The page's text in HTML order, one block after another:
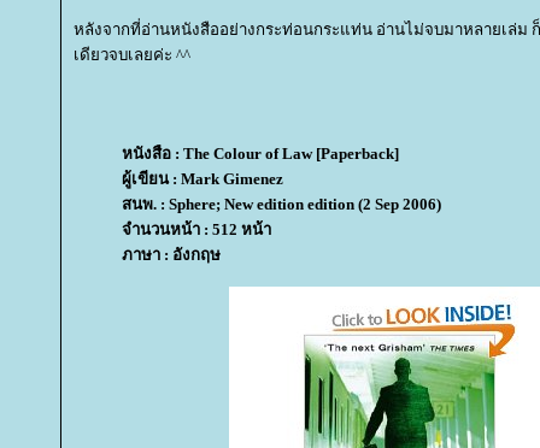
หลังจากที่อ่านหนังสืออย่างกระท่อนกระแท่น อ่านไม่จบมาหลายเล่ม
เดียวจบเลยค่ะ ^^
หนังสือ : The Colour of Law [Paperback]
ผู้เขียน : Mark Gimenez
สนพ. : Sphere; New edition edition (2 Sep 2006)
จำนวนหน้า : 512 หน้า
ภาษา : อังกฤษ